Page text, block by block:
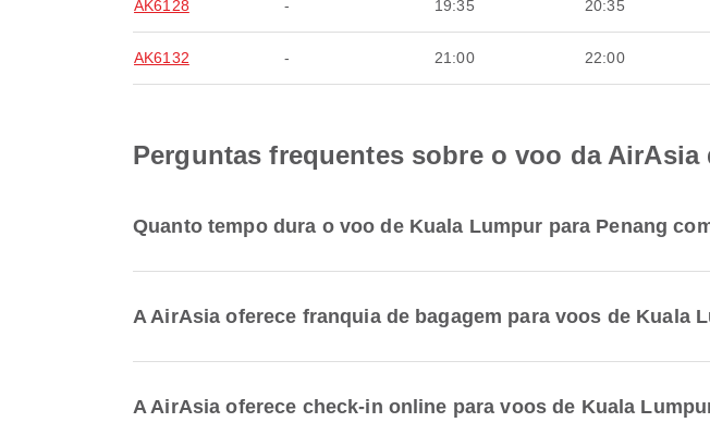
AK6128 - 19:35 20:35
AK6132 - 21:00 22:00
Perguntas frequentes sobre o voo da
Quanto tempo dura o voo de Kuala Lumpur para Penang
A AirAsia oferece franquia de bagagem para voos de Kuala
A AirAsia oferece check-in online para voos de Kuala